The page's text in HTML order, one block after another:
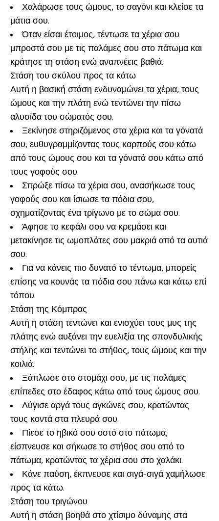
Χαλάρωσε τους ώμους, το σαγόνι και κλείσε τα
μάτια σου.
Όταν είσαι έτοιμος, τέντωσε τα χέρια σου
μπροστά σου με τις παλάμες σου στο πάτωμα και
κράτησε τη στάση ενώ αναπνέεις βαθιά.
Στάση του σκύλου προς τα κάτω
Αυτή η βασική στάση ενδυναμώνει τα χέρια, τους
ώμους και την πλάτη ενώ τεντώνει την πίσω
αλυσίδα του σώματός σου.
Ξεκίνησε στηριζόμενος στα χέρια και τα γόνατά
σου, ευθυγραμμίζοντας τους καρπούς σου κάτω
από τους ώμους σου και τα γόνατά σου κάτω από
τους γοφούς σου.
Σπρώξε πίσω τα χέρια σου, ανασήκωσε τους
γοφούς σου και ίσιωσε τα πόδια σου,
σχηματίζοντας ένα τρίγωνο με το σώμα σου.
Άφησε το κεφάλι σου να κρεμάσει και
μετακίνησε τις ωμοπλάτες σου μακριά από τα αυτιά
σου.
Για να κάνεις πιο δυνατό το τέντωμα, μπορείς
επίσης να κουνάς τα πόδια σου πάνω και κάτω επί
τόπου.
Στάση της Κόμπρας
Αυτή η στάση τεντώνει και ενισχύει τους μυς της
πλάτης ενώ αυξάνει την ευελιξία της σπονδυλικής
στήλης και τεντώνει το στήθος, τους ώμους και την
κοιλιά.
Ξάπλωσε στο στομάχι σου, με τις παλάμες
επίπεδες στο έδαφος κάτω από τους ώμους σου.
Λύγισε αργά τους αγκώνες σου, κρατώντας
τους κοντά στα πλευρά σου.
Πίεσε το ηβικό σου οστό στο πάτωμα,
είσπνευσε και σήκωσε το στήθος σου από το
πάτωμα, κρατώντας τα χέρια σου στο χαλάκι.
Κάνε παύση, έκπνευσε και σιγά-σιγά χαμήλωσε
προς τα κάτω.
Στάση του τριγώνου
Αυτή η στάση βοηθά στο χτίσιμο δύναμης στα